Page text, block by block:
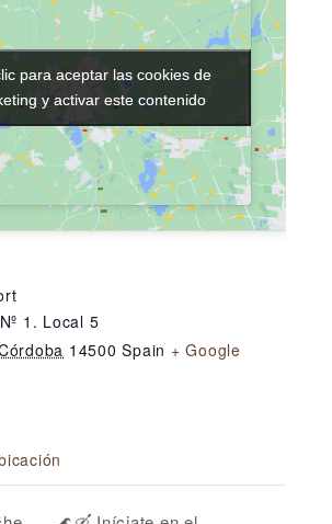
1. Local 5
14500 Spain + Google
para aceptar las cookies de
y activar este contenido
para aceptar las cookies de
y activar este contenido